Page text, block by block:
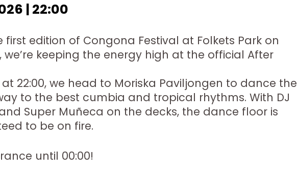
| 22:00
first edition of Congona Festival at Folkets Park on
we’re keeping the energy high at the official After
22:00, we head to Moriska Paviljongen to dance the
to the best cumbia and tropical rhythms. With DJ
Super Muñeca on the decks, the dance floor is
to be on fire.
until 00:00!